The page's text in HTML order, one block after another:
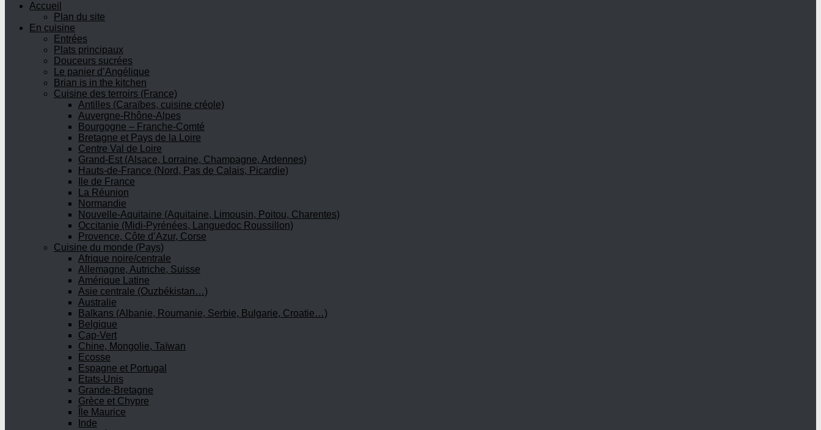
Accueil
Plan du site
En cuisine
Entrées
Plats principaux
Douceurs sucrées
Le panier d’Angélique
Brian is in the kitchen
Cuisine des terroirs (France)
Antilles (Caraïbes, cuisine créole)
Auvergne-Rhône-Alpes
Bourgogne – Franche-Comté
Bretagne et Pays de la Loire
Centre Val de Loire
Grand-Est (Alsace, Lorraine, Champagne, Ardennes)
Hauts-de-France (Nord, Pas de Calais, Picardie)
Ile de France
La Réunion
Normandie
Nouvelle-Aquitaine (Aquitaine, Limousin, Poitou, Charentes)
Occitanie (Midi-Pyrénées, Languedoc Roussillon)
Provence, Côte d’Azur, Corse
Cuisine du monde (Pays)
Afrique noire/centrale
Allemagne, Autriche, Suisse
Amérique Latine
Asie centrale (Ouzbékistan…)
Australie
Balkans (Albanie, Roumanie, Serbie, Bulgarie, Croatie…)
Belgique
Cap-Vert
Chine, Mongolie, Taïwan
Ecosse
Espagne et Portugal
Etats-Unis
Grande-Bretagne
Grèce et Chypre
Île Maurice
Inde